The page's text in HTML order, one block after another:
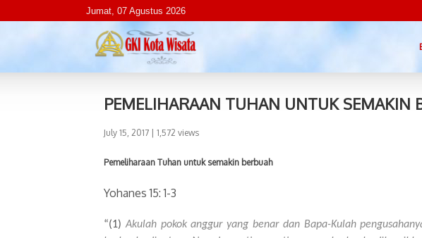
Jumat, 07 Agustus 2026
PEMELIHARAAN TUHAN UNTUK SEMAKIN
July 15, 2017 | 1,572 views
Pemeliharaan Tuhan untuk semakin berbuah
Yohanes 15: 1-3
“(1) Akulah pokok anggur yang benar dan Bapa-Kulah